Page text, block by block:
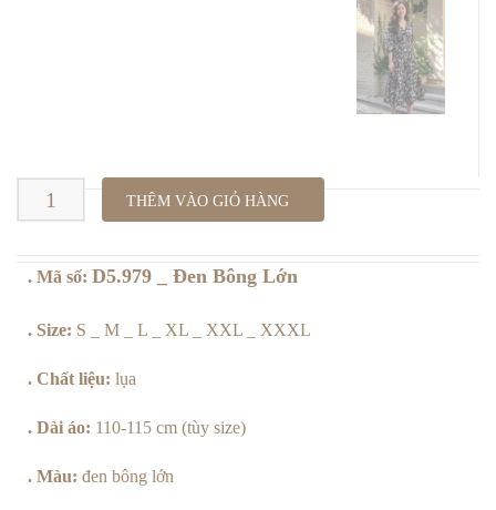
D5.979
Đen
Bông
THÊM VÀO GIỎ HÀNG
. Mã số: D5.979 _ Đen Bông Lớn
. Size: S _ M _ L _ XL _ XXL _ XXXL
. Chất liệu: lụa
. Dài áo: 110-115 cm (tùy size)
. Màu: đen bông lớn